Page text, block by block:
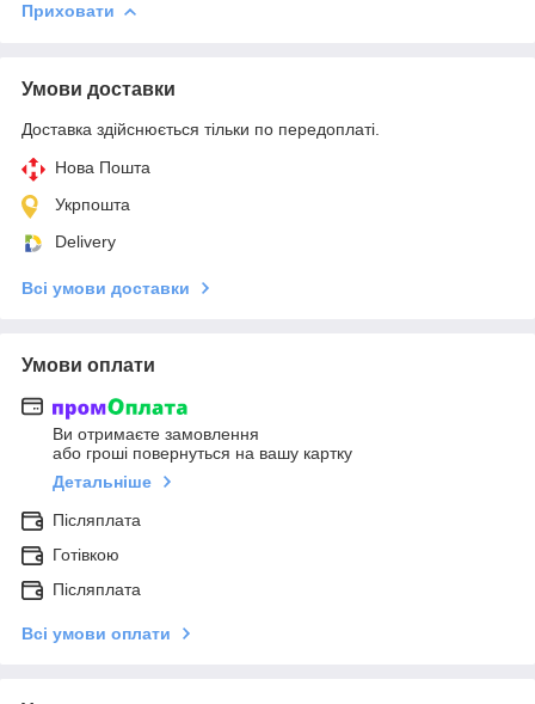
Приховати
Умови доставки
Доставка здійснюється тільки по передоплаті.
Нова Пошта
Укрпошта
Delivery
Всі умови доставки
Умови оплати
Ви отримаєте замовлення
або гроші повернуться на вашу картку
Детальніше
Післяплата
Готівкою
Післяплата
Всі умови оплати